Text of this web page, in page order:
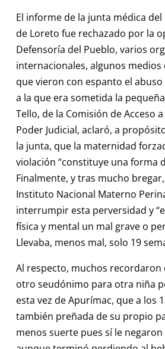
El informe de la junta médica
de Loreto fue rechazado por la
Defensoría del Pueblo, varios
internacionales, algunos
que vieron con espanto el
a la que era sometida la
Tello, de la Comisión de Acceso
Poder Judicial, aclaró, a
la junta, que la maternidad
violación “constituye una forma
Finalmente, y tras mucho
Instituto Nacional Materno
interrumpir esta perversidad y
física y mental un mal grave o
Llevaba, menos mal, solo 19
Al respecto, muchos recordaron
otro seudónimo para otra niña
esta vez de Apurímac, que a los
también preñada de su propio
menos suerte pues sí le